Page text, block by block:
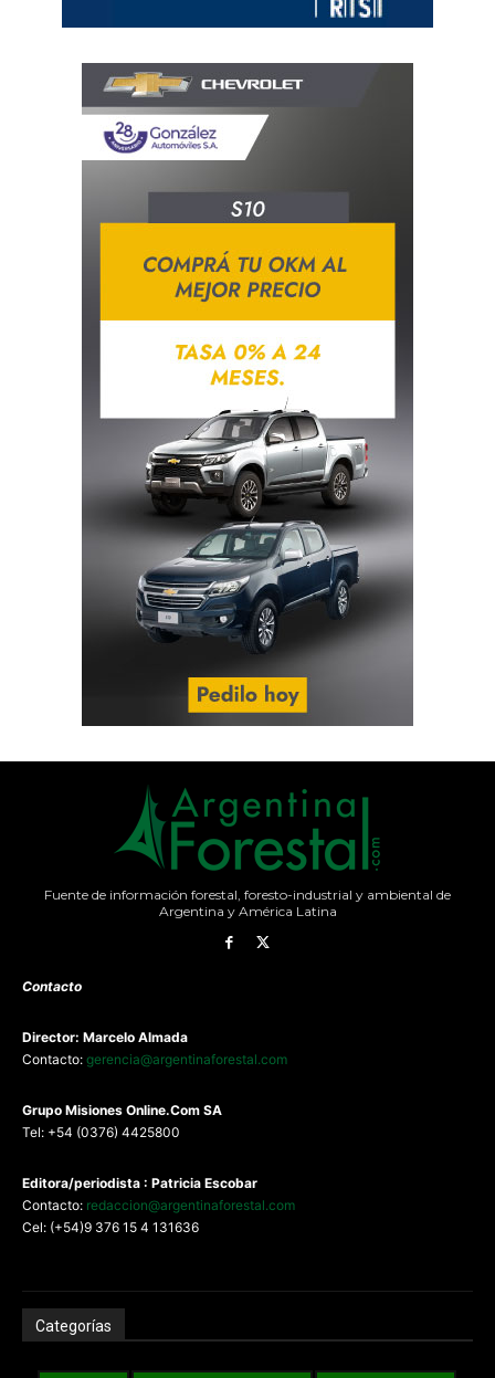
Fuente de información forestal, foresto-industrial y ambiental de
Argentina y América Latina
Contacto
Director: Marcelo Almada
Contacto: gerencia@argentinaforestal.com
Grupo Misiones Online.Com SA
Tel: +54 (0376) 4425800
Editora/periodista : Patricia Escobar
Contacto: redaccion@argentinaforestal.com
Cel: (+54)9 376 15 4 131636
Categorías